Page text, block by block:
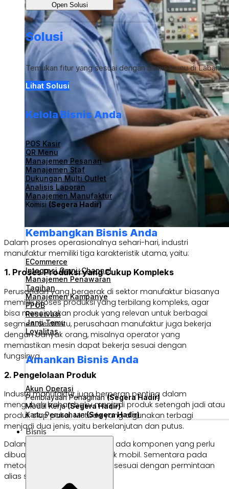
Open Solusi
Solusi
Temukan fitur yang sesuai dengan bisnis kamu di Labamu
Lihat Solusi
Kelola Bisnis Anda
POS Kasir
QR Menu
Manajemen Pesanan
Manajemen Staf
Dukungan Multi Outlet
Analisis Laporan
Manajemen Manufaktur
Komisi (Segera Hadir)
Kembangkan Bisnis Anda
ECommerce
Integrasi Omni-Channel
Manajemen Penawaran
Tagihan
Manajemen Kampanye
PPOB
Reservasi
Janji Temu
Loyalitas
Amankan Bisnis Anda
Akun Operasi
Pembiayaan Penagihan(Segera Hadir)
Modal Kerja(Segera Hadir)
Kartu Perusahaan(Segera Hadir)
Bisnis
Dalam proses operasionalnya sehari-hari, industri
manufaktur memiliki tiga karakteristik utama, yaitu:
1. Proses Produksi yang Cukup Kompleks
Perusahaan yang bergerak di sektor manufaktur biasanya
memiliki proses produksi yang terbilang kompleks, agar
bisa menciptakan produk yang relevan untuk berbagai
segmen. Selain itu, perusahaan manufaktur juga bekerja
dengan banyak orang, misalnya operator yang
memastikan mesin dapat bekerja sesuai dengan
fungsinya.
2. Pengelolaan Produk
Industri manufaktur juga berperan penting dalam
mengubah bahan baku menjadi produk setengah jadi atau
produk siap pakai. Metode yang digunakan terbagi
menjadi dua jenis, yaitu berkelanjutan dan putus.
Dalam metode berkelanjutan, ada komponen yang perlu
dibuat, seperti sparepart untuk mobil. Sementara pada
metode putus, produk dibuat sesuai dengan permintaan
alias satu kali produksi.